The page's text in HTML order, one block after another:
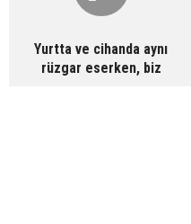
Yurtta ve cihanda aynı
rüzgar eserken, biz